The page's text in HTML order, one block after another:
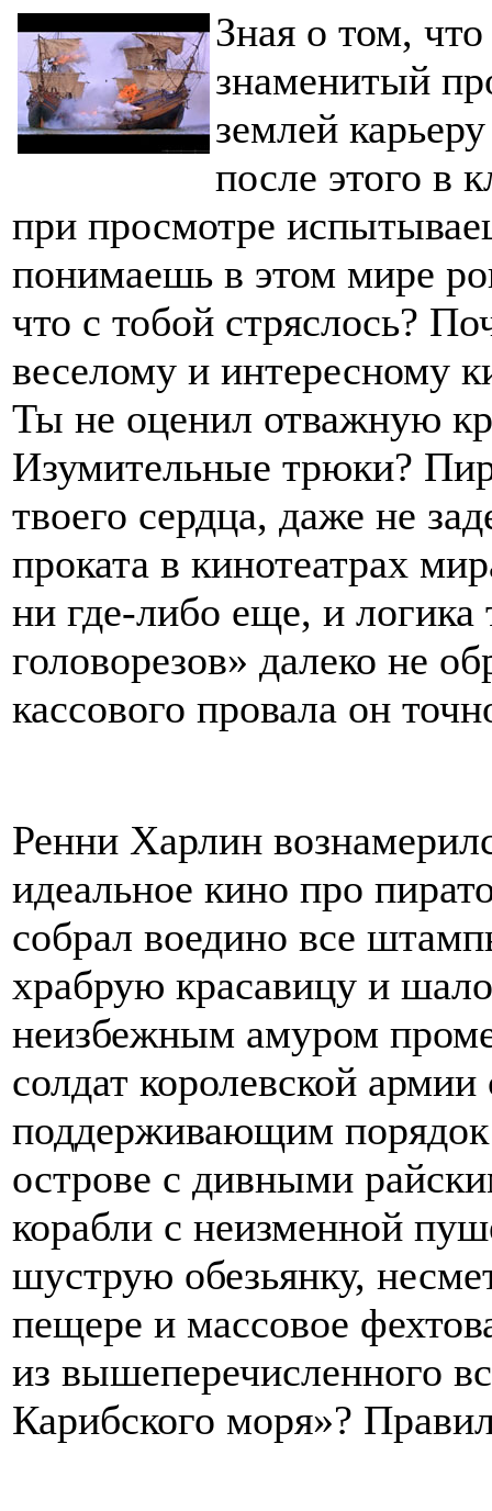
Зная о том,
знаменитый
землей
после этого в
при просмотре
понимаешь в этом мире
что с тобой стряслоcь?
веселому и интересному
Ты не оценил отважную
Изумительные трюки?
твоего сердца, даже не
проката в кинотеатрах
ни где-либо еще, и логика
головорезов» далеко не
кассового провала он
Ренни Харлин
идеальное кино про
собрал воедино все
храбрую красавицу и
неизбежным амуром
солдат королевской
поддерживающим
острове с дивными
корабли с неизменной
шуструю обезьянку,
пещере и массовое
из вышеперечисленного
Карибского моря»?